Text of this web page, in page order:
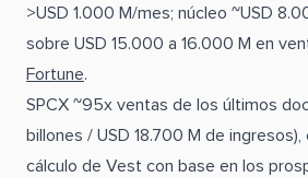
>USD 1.000 M/mes; núcleo ~USD
sobre USD 15.000 a 16.000 M en
Fortune.
SPCX ~95x ventas de los últimos
billones / USD 18.700 M de
cálculo de Vest con base en los